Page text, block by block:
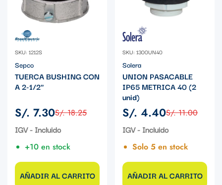
SKU: 1212S
Sepco
TUERCA BUSHING CON
A 2-1/2"
Precio
de
S/. 7.30
Precio
regular
S/. 18.25
IGV - Incluido
+10 en stock
AÑADIR AL CARRITO
SKU: 1300UN40
Solera
UNION PASACABLE
IP65 METRICA 40 (2
unid)
Precio
de
S/. 4.40
Precio
regular
S/. 11.00
IGV - Incluido
Solo 5 en stock
AÑADIR AL CARRITO